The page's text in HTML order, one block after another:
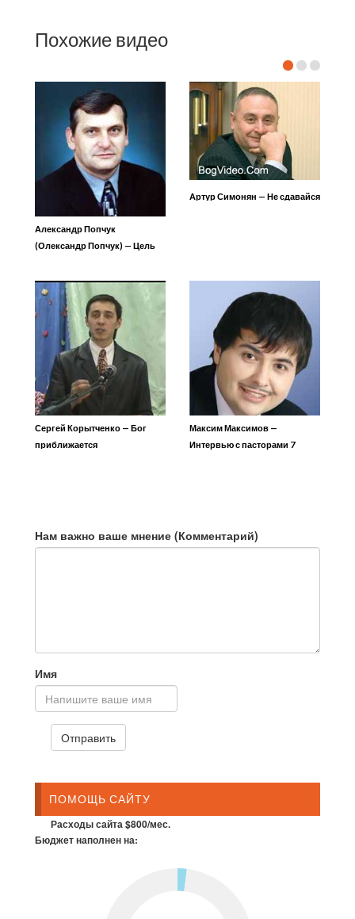
Похожие видео
Александр Попчук
(Олександр Попчук) — Цель
Артур Симонян — Не сдавайся
Сергей Корытченко — Бог
приближается
Максим Максимов —
Интервью с пасторами 7
Нам важно ваше мнение (Комментарий)
Имя
ПОМОЩЬ САЙТУ
Расходы сайта $800/мес.
Бюджет наполнен на: